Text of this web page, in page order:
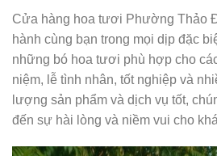
Cửa hàng hoa tươi Phường Thảo
hành cùng bạn trong mọi dịp đặc
những bó hoa tươi phù hợp cho
niệm, lễ tình nhân, tốt nghiệp và
lượng sản phẩm và dịch vụ tốt,
đến sự hài lòng và niềm vui cho